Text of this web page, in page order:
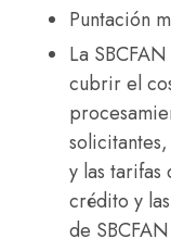
Puntación
La
cubrir el
y las
crédito y
de